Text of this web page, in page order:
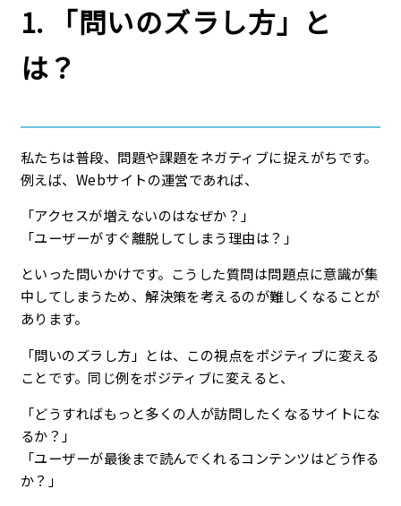
1. 「問いのズラし方」と
は？
私たちは普段、問題や課題をネガティブに捉えがちです。
例えば、Webサイトの運営であれば、
「アクセスが増えないのはなぜか？」
「ユーザーがすぐ離脱してしまう理由は？」
といった問いかけです。こうした質問は問題点に意識が集
中してしまうため、解決策を考えるのが難しくなることが
あります。
「問いのズラし方」とは、この視点をポジティブに変える
ことです。同じ例をポジティブに変えると、
「どうすればもっと多くの人が訪問したくなるサイトにな
るか？」
「ユーザーが最後まで読んでくれるコンテンツはどう作る
か？」